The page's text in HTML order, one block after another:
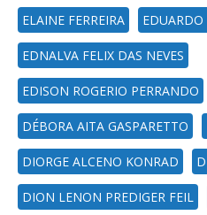
ELAINE FERREIRA EDUARDO
EDNALVA FELIX DAS NEVES
EDISON ROGERIO PERRANDO
DÉBORA AITA GASPARETTO
DIORGE ALCENO KONRAD
DION LENON PREDIGER FEIL